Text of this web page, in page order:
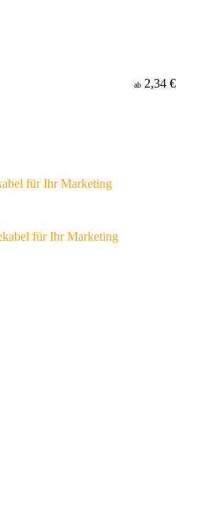
ab 2,34 €
für Ihr Marketing